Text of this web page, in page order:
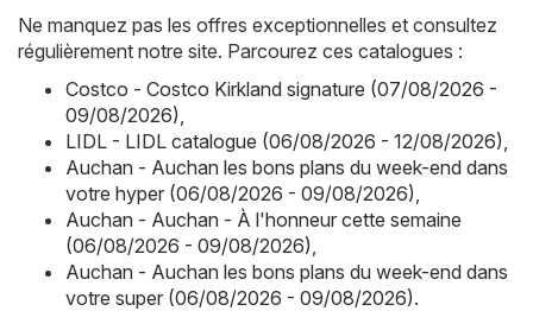
Ne manquez pas les offres exceptionnelles et consultez
régulièrement notre site. Parcourez ces catalogues :
Costco - Costco Kirkland signature (07/08/2026 -
09/08/2026)
LIDL - LIDL catalogue (06/08/2026 - 12/08/2026)
Auchan - Auchan les bons plans du week-end dans
votre hyper (06/08/2026 - 09/08/2026)
Auchan - Auchan - À l'honneur cette semaine
(06/08/2026 - 09/08/2026)
Auchan - Auchan les bons plans du week-end dans
votre super (06/08/2026 - 09/08/2026).